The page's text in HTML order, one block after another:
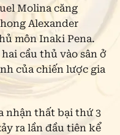
Molina căng
Alexander
môn Inaki Pena.
cầu thủ vào sân ở
của chiến lược gia
nhận thất bại thứ 3
ra lần đầu tiên kể